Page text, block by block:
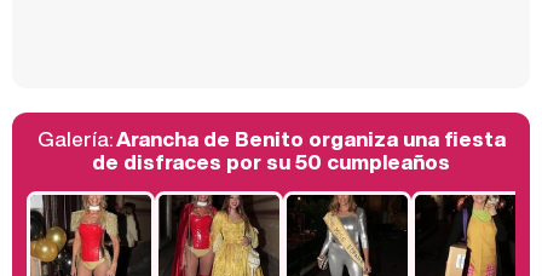
Belén Esteban: "Estoy emocionada, muy contenta y muy feliz por llegar a RTVE"
Galería:Arancha de Benito organiza una fiesta
de disfraces por su 50 cumpleaños